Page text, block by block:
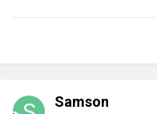
Samson